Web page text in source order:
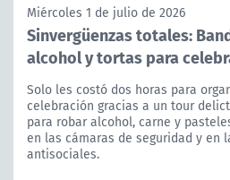
Miércoles 1 de julio de 2026
Sinvergüenzas totales:
alcohol y tortas para
Solo les costó dos horas para
celebración gracias a un tour
para robar alcohol, carne y
en las cámaras de seguridad y en
antisociales.